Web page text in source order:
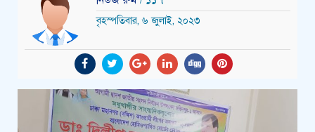
বৃহস্পতিবার, ৬ জুলাই, ২০২৩